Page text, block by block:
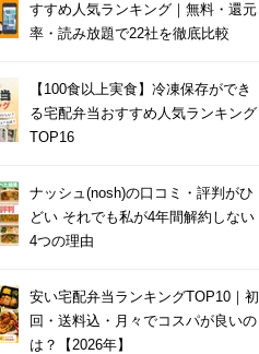
すすめ人気ランキング｜無料・還元
率・読み放題で22社を徹底比較
【100食以上実食】冷凍保存ができ
る宅配弁当おすすめ人気ランキング
TOP16
ナッシュ(nosh)の口コミ・評判がひ
どい それでも私が4年間解約しない
4つの理由
安い宅配弁当ランキングTOP10｜初
回・送料込・月々でコスパが良いの
は？【2026年】